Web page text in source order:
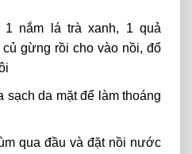
nắm lá trà xanh, 1 quả
gừng rồi cho vào nồi, đổ
sạch da mặt để làm thoáng
qua đầu và đặt nồi nước